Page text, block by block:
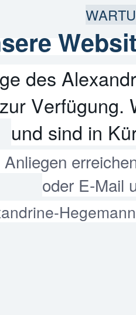
des
Verfügung.
und sind in
oder E-Mail